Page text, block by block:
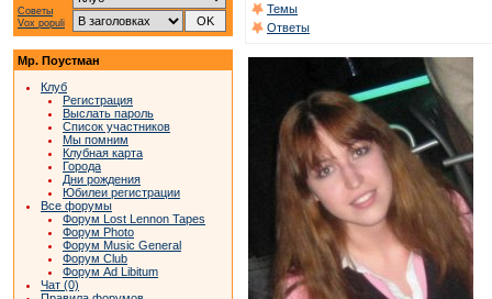
Советы
Vox populi
Мр. Поустман
Клуб
Регистрация
Выслать пароль
Список участников
Мы помним
Клубная карта
Города
Дни рождения
Юбилеи регистрации
Все форумы
Форум Lost Lennon Tapes
Форум Photo
Форум Music General
Форум Club
Форум Ad Libitum
Чат (0)
Темы
Ответы